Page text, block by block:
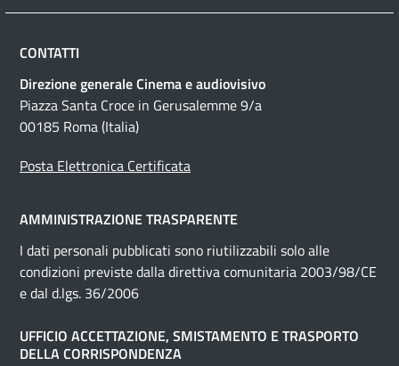
CONTATTI
Direzione generale Cinema e audiovisivo
Piazza Santa Croce in Gerusalemme 9/a
00185 Roma (Italia)
Posta Elettronica Certificata
AMMINISTRAZIONE TRASPARENTE
I dati personali pubblicati sono riutilizzabili solo alle
condizioni previste dalla direttiva comunitaria 2003/98/CE
e dal d.lgs. 36/2006
UFFICIO ACCETTAZIONE, SMISTAMENTO E TRASPORTO
DELLA CORRISPONDENZA